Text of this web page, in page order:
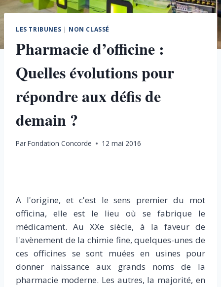
LES TRIBUNES | NON CLASSÉ
Pharmacie d’officine :
Quelles évolutions pour
répondre aux défis de
demain ?
ParFondation Concorde 12 mai 2016
A l'origine, et c'est le sens premier du mot
officina, elle est le lieu où se fabrique le
médicament. Au XXe siècle, à la faveur de
l'avènement de la chimie fine, quelques-unes de
ces officines se sont muées en usines pour
donner naissance aux grands noms de la
pharmacie moderne. Les autres, la majorité, en